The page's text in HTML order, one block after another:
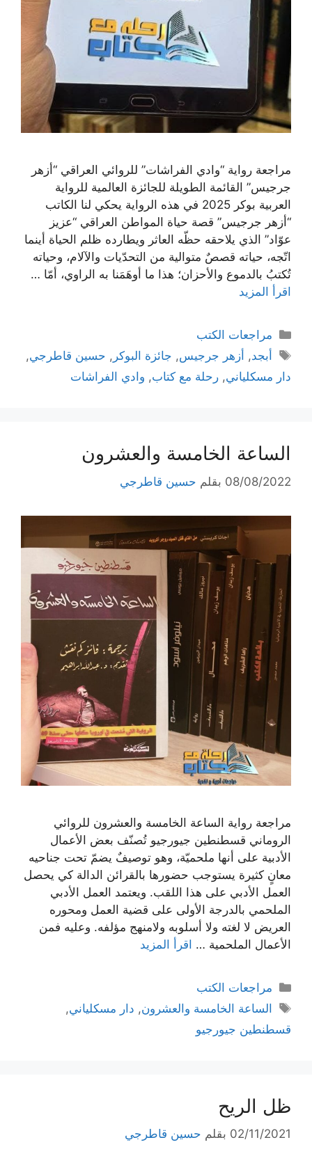
مراجعة رواية “وادي الفراشات” للروائي العراقي “أزهر
جرجيس” القائمة الطويلة للجائزة العالمية للرواية
العربية بوكر 2025 في هذه الرواية يحكي لنا الكاتب
“أزهر جرجيس” قصة حياة المواطن العراقي “عزيز
عوّاد” الذي يلاحقه حظّه العاثر ويطارده ظلم الحياة أينما
اتّجه، حياته قصصٌ متوالية من التحدّيات والآلام، وحياته
تُكتبُ بالدموع والأحزان؛ هذا ما أوهَمَنا به الراوي، أمّا …
اقرأ المزيد
التصنيفات
مراجعات الكتب
الوسوم
أبجد, أزهر جرجيس, جائزة البوكر , حسين قاطرجي,
دار مسكلياني, رحلة مع كتاب, وادي الفراشات
الساعة الخامسة والعشرون
08/08/2022 بقلم حسين قاطرجي
مراجعة رواية الساعة الخامسة والعشرون للروائي
الروماني قسطنطين جيورجيو تُصنّف بعض الأعمال
الأدبية على أنها ملحميّة، وهو توصيفٌ يضمّ تحت جناحيه
معانٍ كثيرة يستوجب حضورها بالقرائن الدالة كي يحصل
العمل الأدبي على هذا اللقب. ويعتمد العمل الأدبي
الملحمي بالدرجة الأولى على قضية العمل ومحوره
العريض لا لغته ولا أسلوبه ولامنهج مؤلفه. وعليه فمن
الأعمال الملحمية … اقرأ المزيد
التصنيفات
مراجعات الكتب
الوسوم
الساعة الخامسة والعشرون, دار مسكلياني,
قسطنطين جيورجيو
ظل الريح
02/11/2021 بقلم حسين قاطرجي